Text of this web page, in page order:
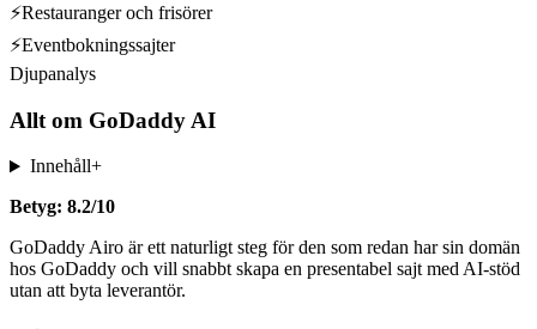
⚡Restauranger och frisörer
⚡Eventbokningssajter
Djupanalys
Allt om GoDaddy AI
Innehåll+
Betyg: 8.2/10
GoDaddy Airo är ett naturligt steg för den som redan har sin domän
hos GoDaddy och vill snabbt skapa en presentabel sajt med AI-stöd
utan att byta leverantör.